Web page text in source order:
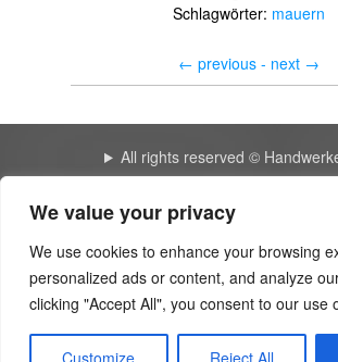
We value your privacy
We use cookies to enhance your browsing
personalized ads or content, and analyze
clicking "Accept All", you consent to our use
Customize Reject All
Schlagwörter: mauern
← previous - next →
All rights reserved ©
My great blog 3516 | The
So optimierst Du Deine Shared Services bis
Telegraph
My impressive blog 6458 |